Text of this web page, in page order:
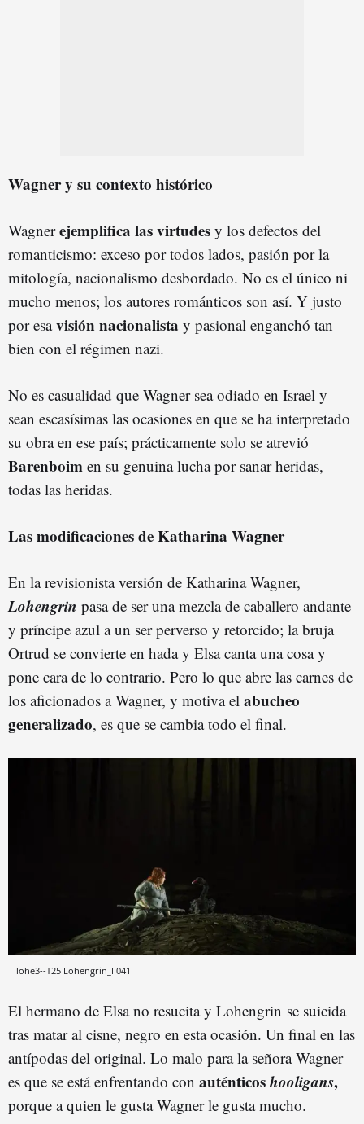
Wagner y su contexto histórico
Wagnerejemplifica las virtudes y los defectos del
romanticismo: exceso por todos lados, pasión por la
mitología, nacionalismo desbordado. No es el único ni
mucho menos; los autores románticos son así. Y justo
por esavisión nacionalista y pasional enganchó tan
bien con el régimen nazi.
No es casualidad que Wagner sea odiado en Israel y
sean escasísimas las ocasiones en que se ha interpretado
su obra en ese país; prácticamente solo se atrevió
Barenboim en su genuina lucha por sanar heridas,
todas las heridas.
Las modificaciones de Katharina Wagner
En la revisionista versión de Katharina Wagner,
Lohengrin pasa de ser una mezcla de caballero andante
y príncipe azul a un ser perverso y retorcido; la bruja
Ortrud se convierte en hada y Elsa canta una cosa y
pone cara de lo contrario. Pero lo que abre las carnes de
los aficionados a Wagner, y motiva el abucheo
generalizado, es que se cambia todo el final.
lohe3--T25 Lohengrin_I 041
El hermano de Elsa no resucita y Lohengrin se suicida
tras matar al cisne, negro en esta ocasión. Un final en las
antípodas del original. Lo malo para la señora Wagner
es que se está enfrentando con auténticoshooligans,
porque a quien le gusta Wagner le gusta mucho.